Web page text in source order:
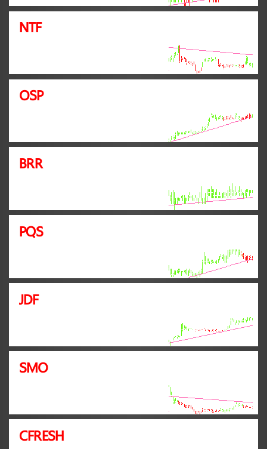
NTF
OSP
BRR
PQS
JDF
SMO
CFRESH